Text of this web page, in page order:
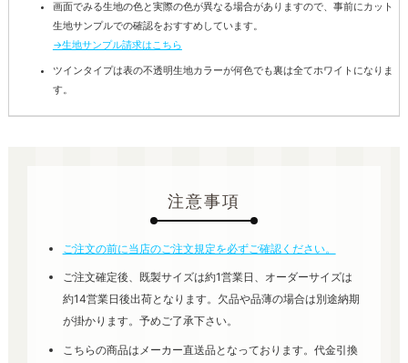
画面でみる生地の色と実際の色が異なる場合がありますので、事前にカット
生地サンプルでの確認をおすすめしています。
→生地サンプル請求はこちら
ツインタイプは表の不透明生地カラーが何色でも裏は全てホワイトになりま
す。
注意事項
ご注文の前に当店のご注文規定を必ずご確認ください。
ご注文確定後、既製サイズは約1営業日、オーダーサイズは
約14営業日後出荷となります。欠品や品薄の場合は別途納期
が掛かります。予めご了承下さい。
こちらの商品はメーカー直送品となっております。代金引換